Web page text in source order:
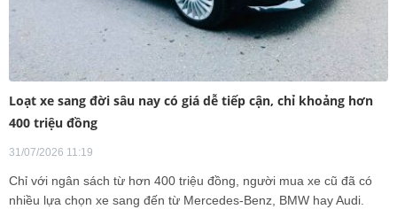
Loạt xe sang đời sâu nay có giá dễ tiếp cận, chỉ khoảng hơn
400 triệu đồng
31/07/2026 11:19
Chỉ với ngân sách từ hơn 400 triệu đồng, người mua xe cũ đã có
nhiều lựa chọn xe sang đến từ Mercedes-Benz, BMW hay Audi.